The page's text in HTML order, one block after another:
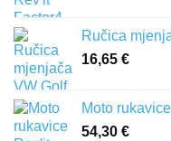
Ručica
16,65 €
Moto
54,30 €